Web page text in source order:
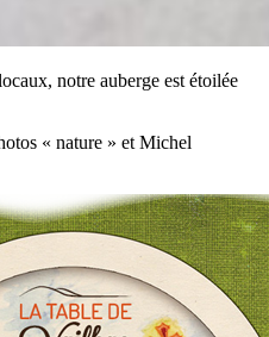
notre auberge est étoilée
« nature » et Michel